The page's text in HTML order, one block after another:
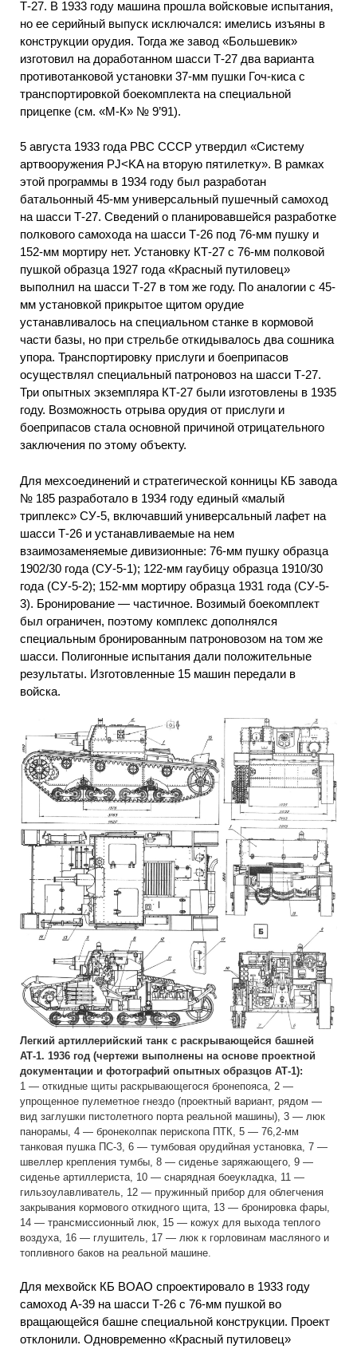
Т-27. В 1933 году машина прошла войсковые испытания,
но ее серийный выпуск исключался: имелись изъяны в
конструкции орудия. Тогда же завод «Большевик»
изготовил на доработанном шасси Т-27 два варианта
противотанковой установки 37-мм пушки Гоч-киса с
транспортировкой боекомплекта на специальной
прицепке (см. «М-К» № 9’91).
5 августа 1933 года РВС СССР утвердил «Систему
артвооружения PJ<KA на вторую пятилетку». В рамках
этой программы в 1934 году был разработан
батальонный 45-мм универсальный пушечный самоход
на шасси Т-27. Сведений о планировавшейся разработке
полкового самохода на шасси Т-26 под 76-мм пушку и
152-мм мортиру нет. Установку КТ-27 с 76-мм полковой
пушкой образца 1927 года «Красный путиловец»
выполнил на шасси Т-27 в том же году. По аналогии с 45-
мм установкой прикрытое щитом орудие
устанавливалось на специальном станке в кормовой
части базы, но при стрельбе откидывалось два сошника
упора. Транспортировку прислуги и боеприпасов
осуществлял специальный патроновоз на шасси Т-27.
Три опытных экземпляра КТ-27 были изготовлены в 1935
году. Возможность отрыва орудия от прислуги и
боеприпасов стала основной причиной отрицательного
заключения по этому объекту.
Для мехсоединений и стратегической конницы КБ завода
№ 185 разработало в 1934 году единый «малый
триплекс» СУ-5, включавший универсальный лафет на
шасси Т-26 и устанавливаемые на нем
взаимозаменяемые дивизионные: 76-мм пушку образца
1902/30 года (СУ-5-1); 122-мм гаубицу образца 1910/30
года (СУ-5-2); 152-мм мортиру образца 1931 года (СУ-5-
3). Бронирование — частичное. Возимый боекомплект
был ограничен, поэтому комплекс дополнялся
специальным бронированным патроновозом на том же
шасси. Полигонные испытания дали положительные
результаты. Изготовленные 15 машин передали в
войска.
Легкий артиллерийский танк с раскрывающейся башней
АТ-1. 1936 год (чертежи выполнены на основе проектной
документации и фотографий опытных образцов АТ-1):
1 — откидные щиты раскрывающегося бронепояса, 2 —
упрощенное пулеметное гнездо (проектный вариант, рядом —
вид заглушки пистолетного порта реальной машины), 3 — люк
панорамы, 4 — бронеколпак перископа ПТК, 5 — 76,2-мм
танковая пушка ПС-3, 6 — тумбовая орудийная установка, 7 —
швеллер крепления тумбы, 8 — сиденье заряжающего, 9 —
сиденье артиллериста, 10 — снарядная боеукладка, 11 —
гильзоулавливатель, 12 — пружинный прибор для облегчения
закрывания кормового откидного щита, 13 — бронировка фары,
14 — трансмиссионный люк, 15 — кожух для выхода теплого
воздуха, 16 — глушитель, 17 — люк к горловинам масляного и
топливного баков на реальной машине.
Для мехвойск КБ ВОАО спроектировало в 1933 году
самоход А-39 на шасси Т-26 с 76-мм пушкой во
вращающейся башне специальной конструкции. Проект
отклонили. Одновременно «Красный путиловец»